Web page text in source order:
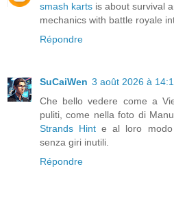
smash karts is about survival
mechanics with battle royale
Répondre
SuCaiWen 3 août 2026 à
Che bello vedere come a
puliti, come nella foto di
Strands Hint e al loro modo
senza giri inutili.
Répondre